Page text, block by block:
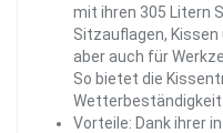
mit ihren 305 Litern
Sitzauflagen,
aber auch für
So bietet die
Wetterbeständigkeit
Vorteile: Dank ihrer